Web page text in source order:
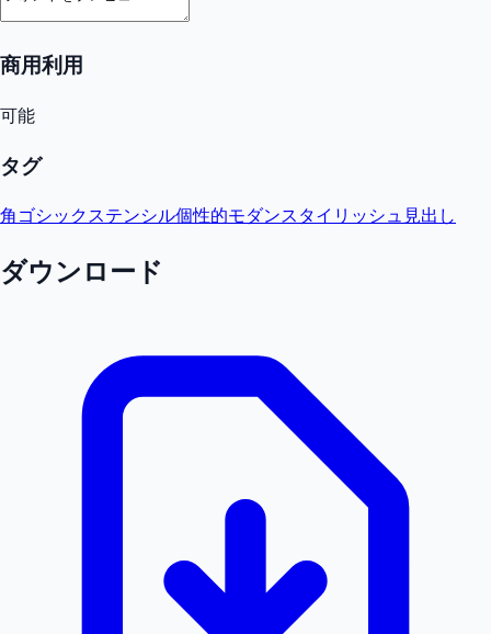
商用利用
可能
タグ
角ゴシックステンシル個性的モダンスタイリッシュ 見出し
ダウンロード